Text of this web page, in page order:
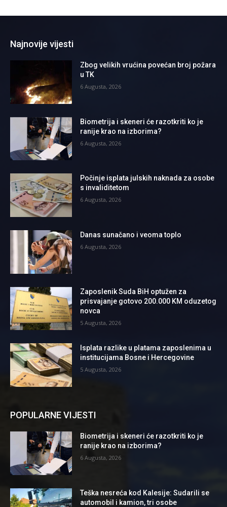
Najnovije vijesti
Zbog velikih vrućina povećan broj požara
u TK
6 Augusta, 2026
Biometrija i skeneri će razotkriti ko je
ranije krao na izborima?
6 Augusta, 2026
Počinje isplata julskih naknada za osobe
s invaliditetom
6 Augusta, 2026
Danas sunačano i veoma toplo
6 Augusta, 2026
Zaposlenik Suda BiH optužen za
prisvajanje gotovo 200.000 KM oduzetog
novca
5 Augusta, 2026
Isplata razlike u platama zaposlenima u
institucijama Bosne i Hercegovine
5 Augusta, 2026
POPULARNE VIJESTI
Biometrija i skeneri će razotkriti ko je
ranije krao na izborima?
6 Augusta, 2026
Teška nesreća kod Kalesije: Sudarili se
automobil i kamion, tri osobe